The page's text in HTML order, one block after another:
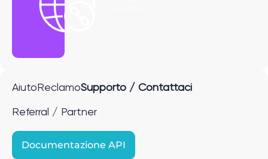
Aiuto ReclamoSupporto / Contattaci
Referral / Partner
Documentazione API